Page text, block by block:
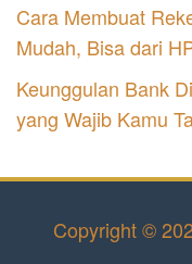
Cara Membuat
Mudah, Bisa dari
Keunggulan Bank
yang Wajib Kamu
Copyright ©